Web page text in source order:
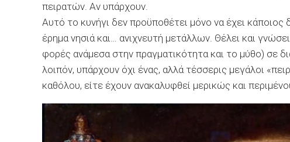
πειρατών. Αν υπάρχουν.
Αυτό το κυνήγι δεν προϋποθέτει μόνο να έχει κάποιος
έρημα νησιά και… ανιχνευτή μετάλλων. Θέλει και
φορές ανάμεσα στην πραγματικότητα και το μύθο) σε
λοιπόν, υπάρχουν όχι ένας, αλλά τέσσερις μεγάλοι
καθόλου, είτε έχουν ανακαλυφθεί μερικώς και